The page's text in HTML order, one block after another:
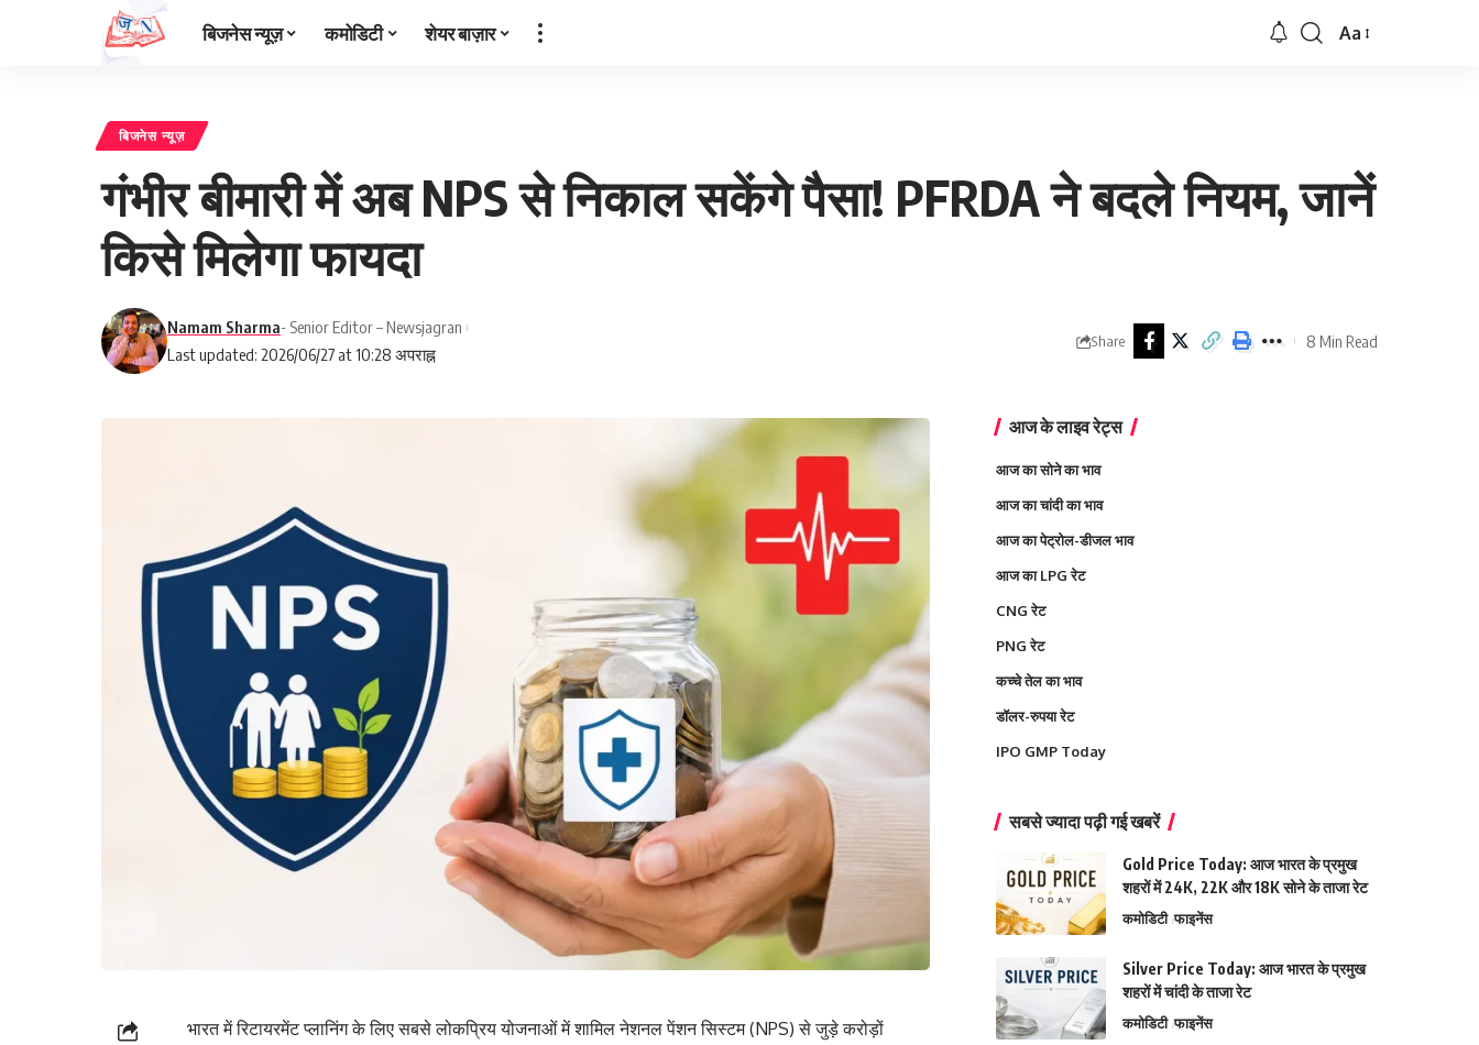
बिजनेस न्यूज़ कमोडिटी शेयर बाज़ार
Font
Aa
बिजनेस न्यूज़
गंभीर बीमारी में अब NPS से निकाल सकेंगे पैसा! PFRDA ने बदले नियम, जानें
किसे मिलेगा फायदा
Last updated: 2026/06/27 at 10:28 अपराह्न
Namam Sharma- Senior Editor – Newsjagran
Share 8 Min Read
भारत में रिटायरमेंट प्लानिंग के लिए सबसे लोकप्रिय योजनाओं में शामिल नेशनल पेंशन सिस्टम (NPS) से जुड़े करोड़ों
आज के लाइव रेट्स
आज का सोने का भाव
आज का चांदी का भाव
आज का पेट्रोल-डीजल भाव
आज का LPG रेट
CNG रेट
PNG रेट
कच्चे तेल का भाव
डॉलर-रुपया रेट
IPO GMP Today
सबसे ज्यादा पढ़ी गई खबरें
Gold Price Today: आज भारत के प्रमुख
शहरों में 24K, 22K और 18K सोने के ताजा रेट
कमोडिटी फाइनेंस
Silver Price Today: आज भारत के प्रमुख
शहरों में चांदी के ताजा रेट
कमोडिटी फाइनेंस